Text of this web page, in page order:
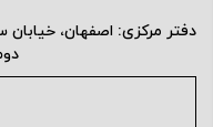
دفتر مرکزی: اصفهان،